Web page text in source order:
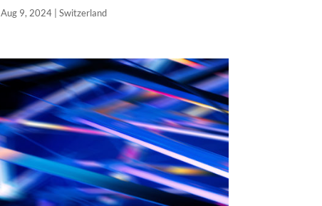
Aug 9, 2024| Switzerland